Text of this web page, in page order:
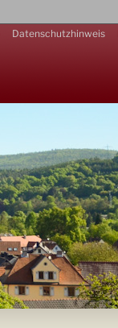
Datenschutzhinweis